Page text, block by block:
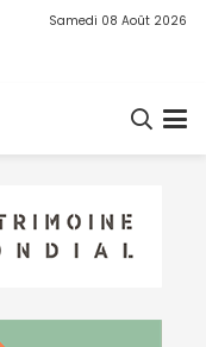
Samedi 08 Août 2026